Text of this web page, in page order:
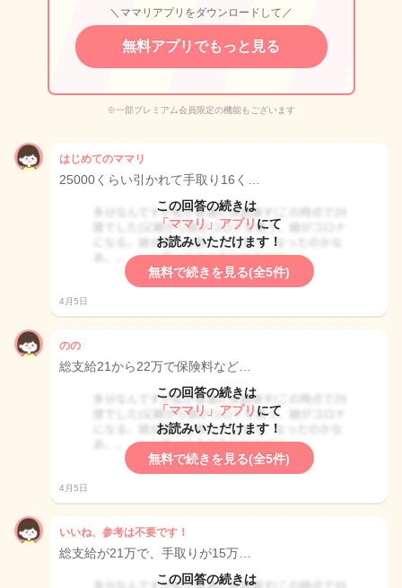
＼ママリアプリをダウンロードして／
無料アプリでもっと見る
※一部プレミアム会員限定の機能もございます
はじめてのママリ
25000くらい引かれて手取り16く…
この回答の続きは
「ママリ」アプリ にて
お読みいただけます！
無料で続きを見る(全5件)
4月5日
のの
総支給21から22万で保険料など…
この回答の続きは
「ママリ」アプリ にて
お読みいただけます！
無料で続きを見る(全5件)
4月5日
いいね、参考は不要です！
総支給が21万で、手取りが15万…
この回答の続きは